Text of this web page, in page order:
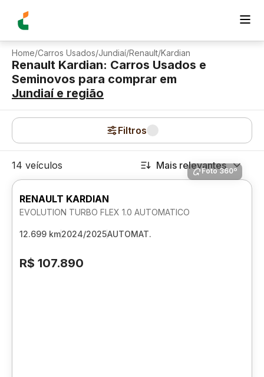
Home/Carros Usados/Jundiaí/Renault/Kardian
Renault Kardian: Carros Usados e
Seminovos para comprar em
Jundiaíe região
Filtros
14 veículos Mais relevantes
Foto 360º
RENAULT KARDIAN
EVOLUTION TURBO FLEX 1.0 AUTOMATICO
12.699 km2024/2025AUTOMAT.
R$ 107.890